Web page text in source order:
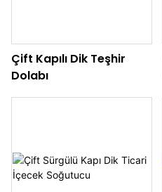
Çift Kapılı Dik Teşhir
Dolabı